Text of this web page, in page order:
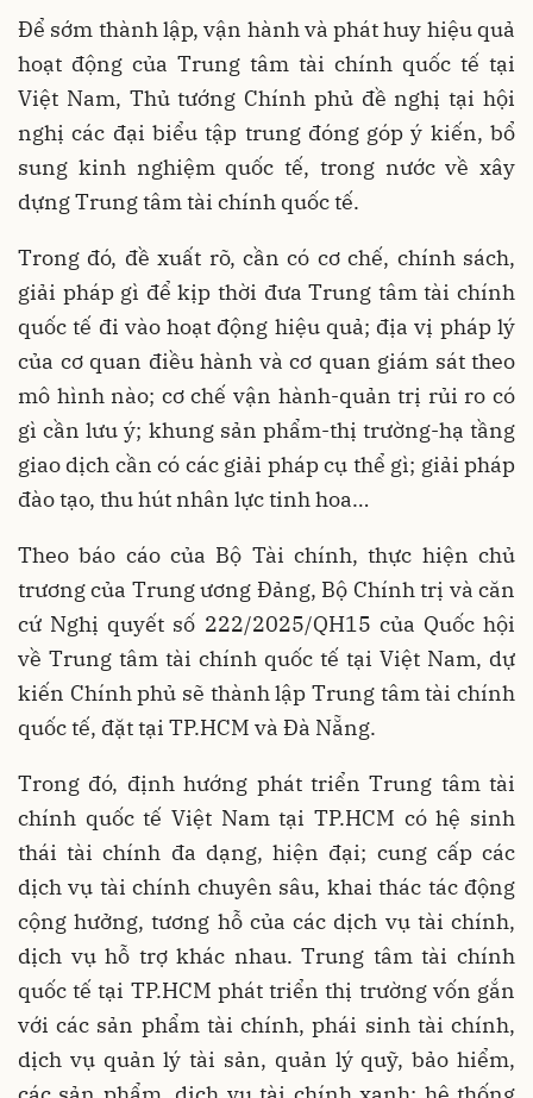
Để sớm thành lập, vận hành và phát huy hiệu quả
hoạt động của Trung tâm tài chính quốc tế tại
Việt Nam, Thủ tướng Chính phủ đề nghị tại hội
nghị các đại biểu tập trung đóng góp ý kiến, bổ
sung kinh nghiệm quốc tế, trong nước về xây
dựng Trung tâm tài chính quốc tế.
Trong đó, đề xuất rõ, cần có cơ chế, chính sách,
giải pháp gì để kịp thời đưa Trung tâm tài chính
quốc tế đi vào hoạt động hiệu quả; địa vị pháp lý
của cơ quan điều hành và cơ quan giám sát theo
mô hình nào; cơ chế vận hành-quản trị rủi ro có
gì cần lưu ý; khung sản phẩm-thị trường-hạ tầng
giao dịch cần có các giải pháp cụ thể gì; giải pháp
đào tạo, thu hút nhân lực tinh hoa…
Theo báo cáo của Bộ Tài chính, thực hiện chủ
trương của Trung ương Đảng, Bộ Chính trị và căn
cứ Nghị quyết số 222/2025/QH15 của Quốc hội
về Trung tâm tài chính quốc tế tại Việt Nam, dự
kiến Chính phủ sẽ thành lập Trung tâm tài chính
quốc tế, đặt tại TP.HCM và Đà Nẵng.
Trong đó, định hướng phát triển Trung tâm tài
chính quốc tế Việt Nam tại TP.HCM có hệ sinh
thái tài chính đa dạng, hiện đại; cung cấp các
dịch vụ tài chính chuyên sâu, khai thác tác động
cộng hưởng, tương hỗ của các dịch vụ tài chính,
dịch vụ hỗ trợ khác nhau. Trung tâm tài chính
quốc tế tại TP.HCM phát triển thị trường vốn gắn
với các sản phẩm tài chính, phái sinh tài chính,
dịch vụ quản lý tài sản, quản lý quỹ, bảo hiểm,